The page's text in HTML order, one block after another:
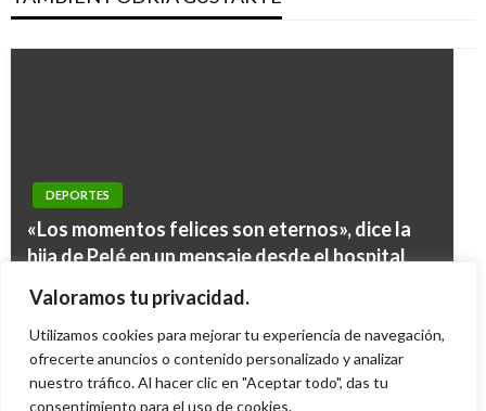
Valoramos tu privacidad.
Utilizamos cookies para mejorar tu experiencia de navegación,
ofrecerte anuncios o contenido personalizado y analizar
nuestro tráfico. Al hacer clic en "Aceptar todo", das tu
consentimiento para el uso de cookies.
DEPORTES
«Los momentos felices son eternos», dice la
hija de Pelé en un mensaje desde el hospital
Iván Briceño martes diciembre 27, 2022
Salud del jugador Leonard Vásquez está en
DEPORTES
para Messi
Iván Briceño martes octubre 28, 2014
DEPORTES
Mario Murcia sábado enero 8, 2011